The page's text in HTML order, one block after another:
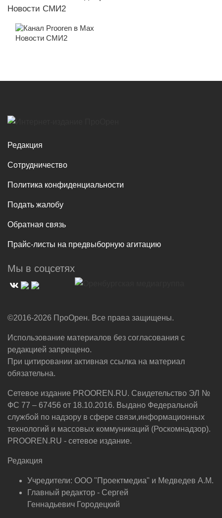
Новости СМИ2
Новости СМИ2
Редакция
Сотрудничество
Политика конфиденциальности
Подать жалобу
Обратная связь
Прайс-листы на предвыборную агитацию
Мы в соцсетях
©2016-2026 ПроОрен. Все права защищены.
Использование материалов без согласования с
редакцией запрещено.
При цитировании активная ссылка на материал
обязательна.
Сетевое издание PROOREN.RU. Свидетельство ЭЛ №
ФС 77 – 67456 от 18.10.2016. Выдано Федеральной
службой по надзору в сфере связи,информационных
технологий и массовых коммуникаций (Роскомнадзор).
PROOREN.RU - сетевое издание.
Редакция
Учредители: ООО "Проектмедиа" и Медведев А.М.
Главный редактор - Сергей
Геннадьевич Городецкий